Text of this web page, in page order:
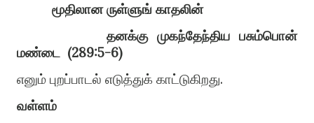
மூதிலான ருள்ளுங் காதலின்
தனக்கு முகந்தேந்திய பசும்பொன்
மண்டை (289:5-6)
எனும் புறப்பாடல் எடுத்துக் காட்டுகிறது.
வள்ளம்